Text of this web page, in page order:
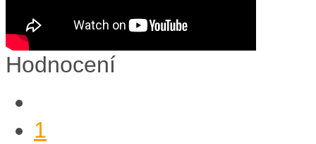
Hodnocení
1